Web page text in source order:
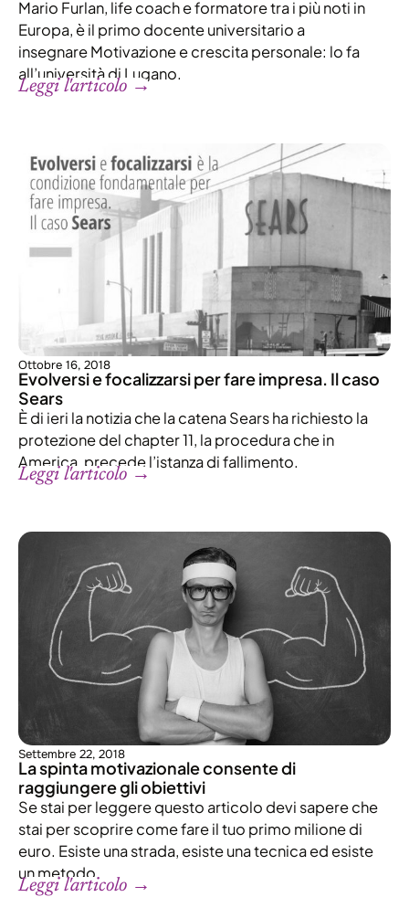
Mario Furlan, life coach e formatore tra i più noti in
Europa, è il primo docente universitario a
insegnare Motivazione e crescita personale: lo fa
all’università di Lugano.
Leggi l'articolo →
Ottobre 16, 2018
Evolversi e focalizzarsi per fare impresa. Il caso
Sears
È di ieri la notizia che la catena Sears ha richiesto la
protezione del chapter 11, la procedura che in
America, precede l’istanza di fallimento.
Leggi l'articolo →
Settembre 22, 2018
La spinta motivazionale consente di
raggiungere gli obiettivi
Se stai per leggere questo articolo devi sapere che
stai per scoprire come fare il tuo primo milione di
euro. Esiste una strada, esiste una tecnica ed esiste
un metodo.
Leggi l'articolo →